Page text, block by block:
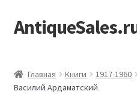
Перейти
к
Перейти
к
Главная Книги 1917-1960
Василий Ардаматский